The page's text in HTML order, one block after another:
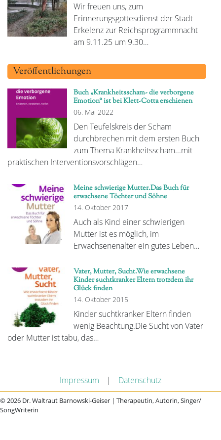
Wir freuen uns, zum
Erinnerungsgottesdienst der Stadt
Erkelenz zur Reichsprogrammnacht
am 9.11.25 um 9.30…
Veröffentlichungen
Buch „Krankheitsscham- die verborgene
Emotion“ ist bei Klett-Cotta erschienen
06. Mai 2022
Den Teufelskreis der Scham
durchbrechen mit dem ersten Buch
zum Thema Krankheitsscham...mit
praktischen Interventionsvorschlägen…
Meine schwierige Mutter.Das Buch für
erwachsene Töchter und Söhne
14. Oktober 2017
Auch als Kind einer schwierigen
Mutter ist es möglich, im
Erwachsenenalter ein gutes Leben…
Vater, Mutter, Sucht.Wie erwachsene
Kinder suchtkranker Eltern trotzdem ihr
Glück finden
14. Oktober 2015
Kinder suchtkranker Eltern finden
wenig Beachtung.Die Sucht von Vater
oder Mutter ist tabu, das…
Impressum | Datenschutz
© 2026 Dr. Waltraut Barnowski-Geiser | Therapeutin, Autorin, Singer/
SongWriterin